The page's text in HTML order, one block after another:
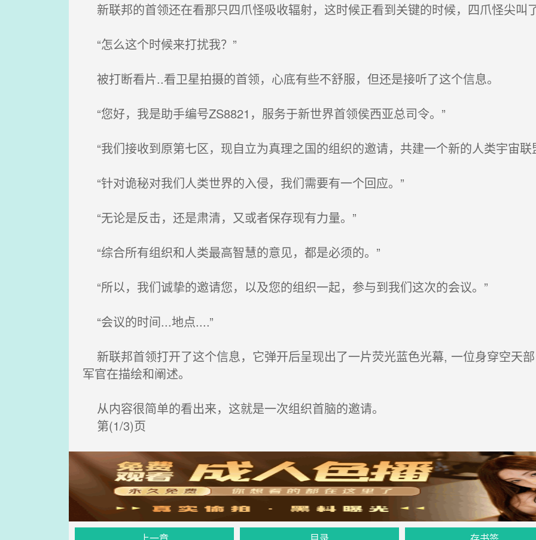
新联邦的首领还在看那只四爪怪吸收辐射，这时候正看到关键的时候，四爪怪尖叫
“怎么这个时候来打扰我？”
被打断看片..看卫星拍摄的首领，心底有些不舒服，但还是接听了这个信息。
“您好，我是助手编号ZS8821，服务于新世界首领侯西亚总司令。”
“我们接收到原第七区，现自立为真理之国的组织的邀请，共建一个新的人类宇宙联
“针对诡秘对我们人类世界的入侵，我们需要有一个回应。”
“无论是反击，还是肃清，又或者保存现有力量。”
“综合所有组织和人类最高智慧的意见，都是必须的。”
“所以，我们诚挚的邀请您，以及您的组织一起，参与到我们这次的会议。”
“会议的时间...地点....”
新联邦首领打开了这个信息，它弹开后呈现出了一片荧光蓝色光幕, 一位身穿空天
军官在描绘和阐述。
从内容很简单的看出来，这就是一次组织首脑的邀请。
第(1/3)页